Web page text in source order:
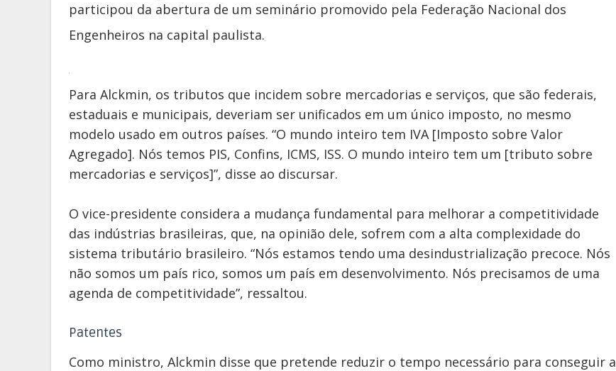
participou da abertura de um seminário promovido pela Federação Nacional dos
Engenheiros na capital paulista.
Para Alckmin, os tributos que incidem sobre mercadorias e serviços, que são federais,
estaduais e municipais, deveriam ser unificados em um único imposto, no mesmo
modelo usado em outros países. “O mundo inteiro tem IVA [Imposto sobre Valor
Agregado]. Nós temos PIS, Confins, ICMS, ISS. O mundo inteiro tem um [tributo sobre
mercadorias e serviços]”, disse ao discursar.
O vice-presidente considera a mudança fundamental para melhorar a competitividade
das indústrias brasileiras, que, na opinião dele, sofrem com a alta complexidade do
sistema tributário brasileiro. “Nós estamos tendo uma desindustrialização precoce. Nós
não somos um país rico, somos um país em desenvolvimento. Nós precisamos de uma
agenda de competitividade”, ressaltou.
Patentes
Como ministro, Alckmin disse que pretende reduzir o tempo necessário para conseguir a